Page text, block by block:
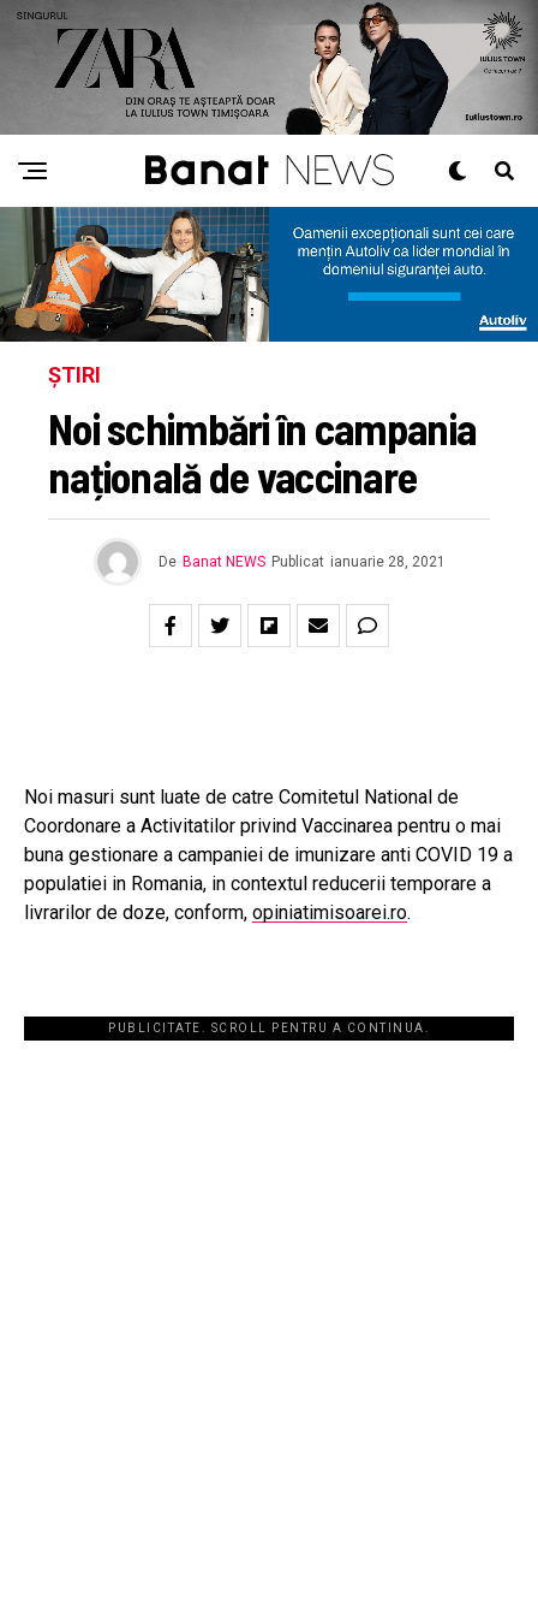
ȘTIRI
Noi schimbări în campania
națională de vaccinare
De Banat NEWS Publicat ianuarie 28, 2021
Noi masuri sunt luate de catre Comitetul National de
Coordonare a Activitatilor privind Vaccinarea pentru o mai
buna gestionare a campaniei de imunizare anti COVID 19 a
populatiei in Romania, in contextul reducerii temporare a
livrarilor de doze, conform, opiniatimisoarei.ro.
PUBLICITATE. SCROLL PENTRU A CONTINUA.